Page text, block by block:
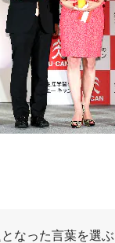
なった言葉を選